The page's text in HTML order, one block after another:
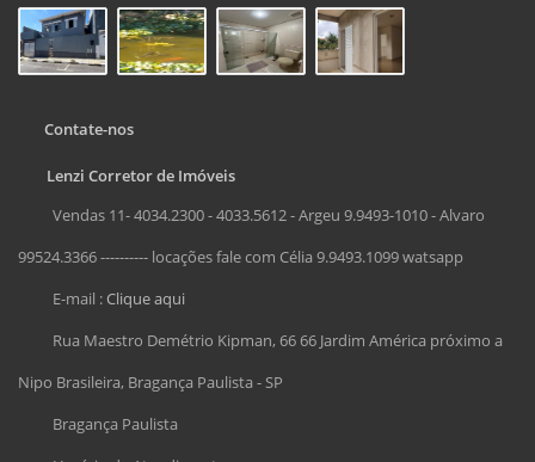
Contate-nos
Lenzi Corretor de Imóveis
Vendas 11- 4034.2300 - 4033.5612 - Argeu 9.9493-1010 - Alvaro
99524.3366 ---------- locações fale com Célia 9.9493.1099 watsapp
E-mail :Clique aqui
Rua Maestro Demétrio Kipman, 66 66 Jardim América próximo a
Nipo Brasileira, Bragança Paulista - SP
Bragança Paulista